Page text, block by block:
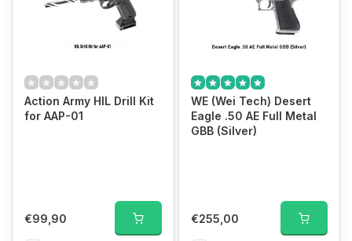
Action Army HIL Drill Kit
for AAP-01
€99,90
WE (Wei Tech) Desert
Eagle .50 AE Full Metal
GBB (Silver)
€255,00